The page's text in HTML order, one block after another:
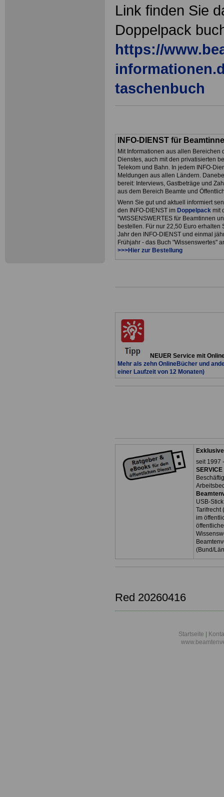
Link finden Sie
Doppelpack
https://
taschenbuch
INFO-DIENST für
Mit Informationen aus allen Bereichen
Dienstes, auch mit den privatisierten
Telekom und Bahn. In jedem INFO-
Meldungen aus allen Ländern.
bereit: Interviews, Gastbeträge und
aus dem Bereich Beamte und
Wenn Sie gut und aktuell informiert
den INFO-DIENST im Doppelpack mit
"WISSENSWERTES für Beamtinnen
bestellen. Für nur 22,50 Euro erhalten
Jahr den INFO-DIENST und einmal
Frühjahr - das Buch "Wissenswertes"
>>>Hier zur Bestellung
NEUER Service mit
Mehr als zehn OnlineBücher und
einer Laufzeit von 12 Monaten)
seit 1997
USB-
Tarifrecht
im
(Bund/
Red 20260416
Startseite